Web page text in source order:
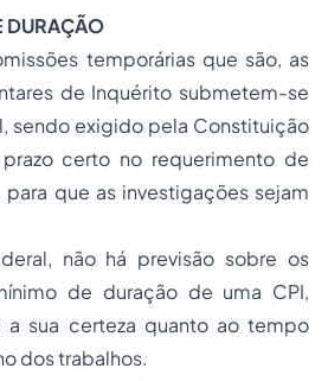
DURAÇÃO
temporárias que são, as
de Inquérito submetem-se
sendo exigido pela Constituição
certo no requerimento de
que as investigações sejam
não há previsão sobre os
de duração de uma CPI,
a sua certeza quanto ao tempo
dos trabalhos.